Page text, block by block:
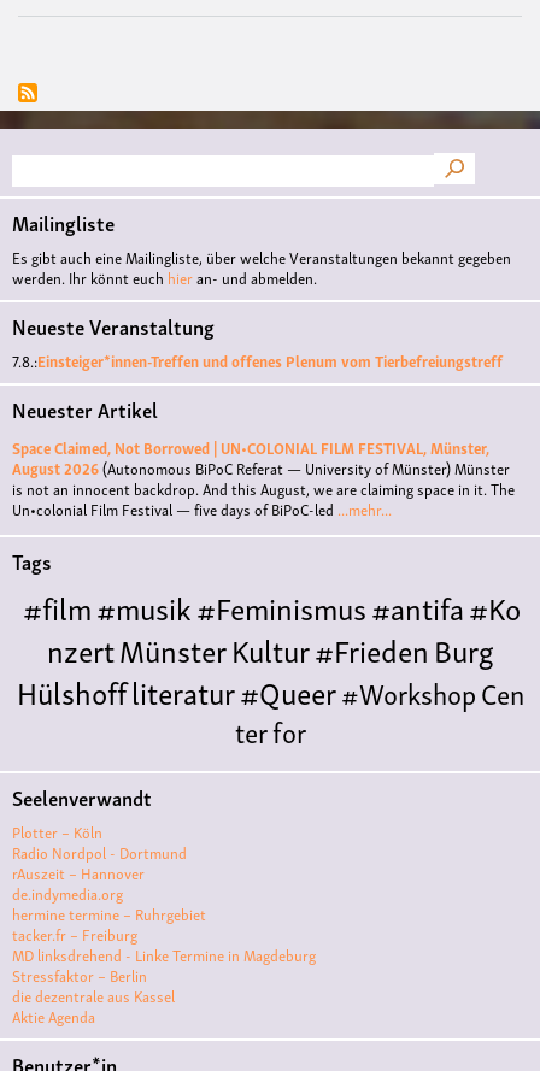
Suche
Mailingliste
Es gibt auch eine Mailingliste, über welche Veranstaltungen bekannt gegeben
werden. Ihr könnt euch hieran- und abmelden.
Neueste Veranstaltung
7.8.:Einsteiger*innen-Treffen und offenes Plenum vom Tierbefreiungstreff
Neuester Artikel
Space Claimed, Not Borrowed | UN•COLONIAL FILM FESTIVAL, Münster,
August 2026(Autonomous BiPoC Referat — University of Münster)Münster
is not an innocent backdrop. And this August, we are claiming space in it. The
Un•colonial Film Festival — five days of BiPoC-led ...mehr...
Tags
#film#musik#Feminismus#antifa#Ko
nzertMünsterKultur#FriedenBurg
Hülshoffliteratur#Queer#WorkshopCen
ter for
LiteraturePolyamoriePolytreff#liveKonzert
Polyamorietreff
MonogamieCNM
ismuskunst
VKqueer #Demo#Theater
ve#film #kino #filmwerkstatt
#filmclub#Münster#BLACKBOXpunk#kino
Seelenverwandt
Plotter – Köln
Radio Nordpol - Dortmund
rAuszeit – Hannover
de.indymedia.org
hermine termine – Ruhrgebiet
tacker.fr – Freiburg
MD linksdrehend - Linke Termine in Magdeburg
Stressfaktor – Berlin
die dezentrale aus Kassel
Aktie Agenda
Benutzer*in